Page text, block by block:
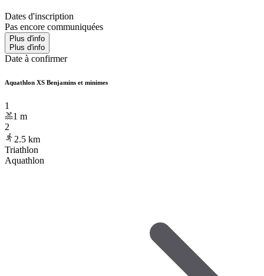
Dates d'inscription
Pas encore communiquées
Plus d'info
Plus d'info
Date à confirmer
Aquathlon XS Benjamins et minimes
1
1 m
2
2.5 km
Triathlon
Aquathlon